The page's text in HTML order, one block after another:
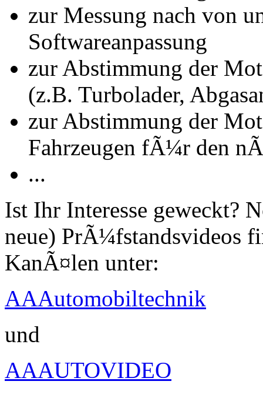
zur Messung nach von
Softwareanpassung
zur Abstimmung der
(z.B. Turbolader,
zur Abstimmung der
Fahrzeugen fÃ¼r den
...
Ist Ihr Interesse geweckt?
neue) PrÃ¼fstandsvideos
KanÃ¤len unter:
AAAutomobiltechnik
und
AAAUTOVIDEO